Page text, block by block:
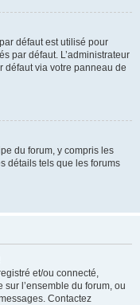
défaut est utilisé pour
par défaut. L’administrateur
défaut via votre panneau de
du forum, y compris les
détails tels que les forums
et/ou connecté,
l’ensemble du forum, ou
Contactez